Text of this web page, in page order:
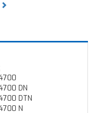
DN
DTN
N